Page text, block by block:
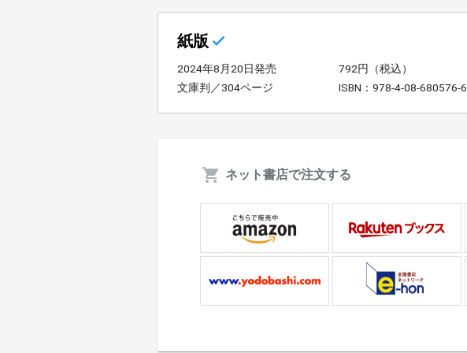
紙版
2024年8月20日発売
792円（税込）
文庫判／304ページ
ISBN：978-4-08-680576-6
ネット書店で注文する